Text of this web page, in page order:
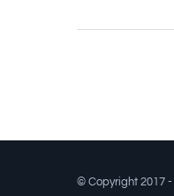
© Copyright 2017 -